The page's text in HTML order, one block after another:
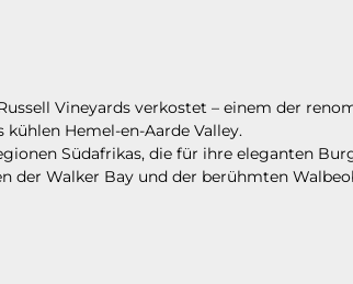
Vineyards verkostet – einem der
Hemel-en-Aarde Valley.
Südafrikas, die für ihre eleganten
der Walker Bay und der berühmten